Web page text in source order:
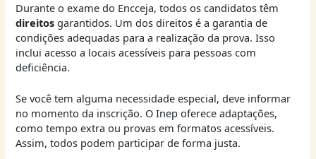
Durante o exame do Encceja, todos os candidatos têm
direitos garantidos. Um dos direitos é a garantia de
condições adequadas para a realização da prova. Isso
inclui acesso a locais acessíveis para pessoas com
deficiência.
Se você tem alguma necessidade especial, deve informar
no momento da inscrição. O Inep oferece adaptações,
como tempo extra ou provas em formatos acessíveis.
Assim, todos podem participar de forma justa.